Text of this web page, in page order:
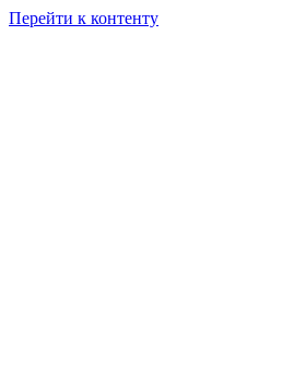
Перейти к контенту